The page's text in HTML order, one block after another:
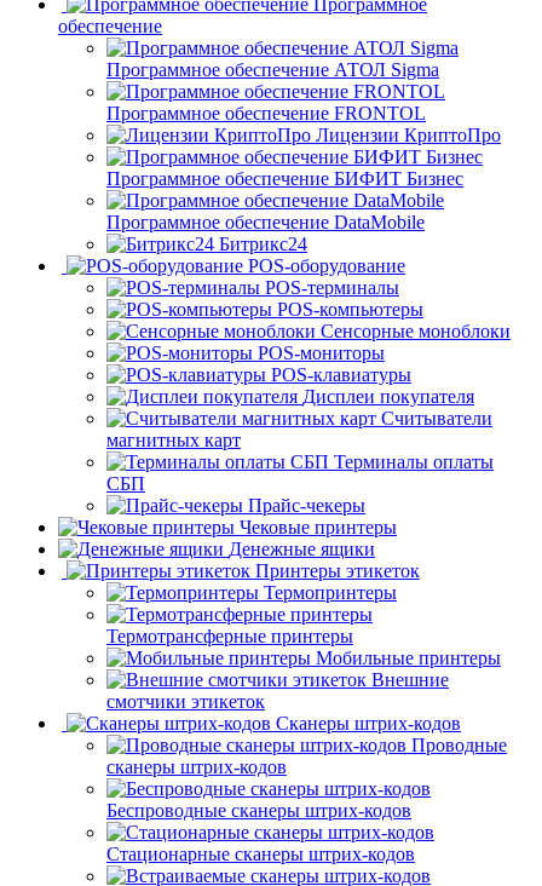
Программное
обеспечение
Программное обеспечение АТОЛ Sigma
Программное обеспечение FRONTOL
Лицензии КриптоПро
Программное обеспечение БИФИТ Бизнес
Программное обеспечение DataMobile
Битрикс24
POS-оборудование
POS-терминалы
POS-компьютеры
Сенсорные моноблоки
POS-мониторы
POS-клавиатуры
Дисплеи покупателя
Считыватели
магнитных карт
Терминалы оплаты
СБП
Прайс-чекеры
Чековые принтеры
Денежные ящики
Принтеры этикеток
Термопринтеры
Термотрансферные принтеры
Мобильные принтеры
Внешние
смотчики этикеток
Сканеры штрих-кодов
Проводные
сканеры штрих-кодов
Беспроводные сканеры штрих-кодов
Стационарные сканеры штрих-кодов